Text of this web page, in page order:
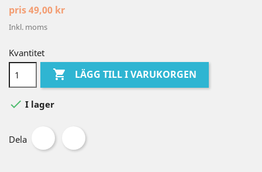
pris 49,00 kr
Inkl. moms
Kvantitet
 LÄGG TILL I VARUKORGEN
 I lager
Dela